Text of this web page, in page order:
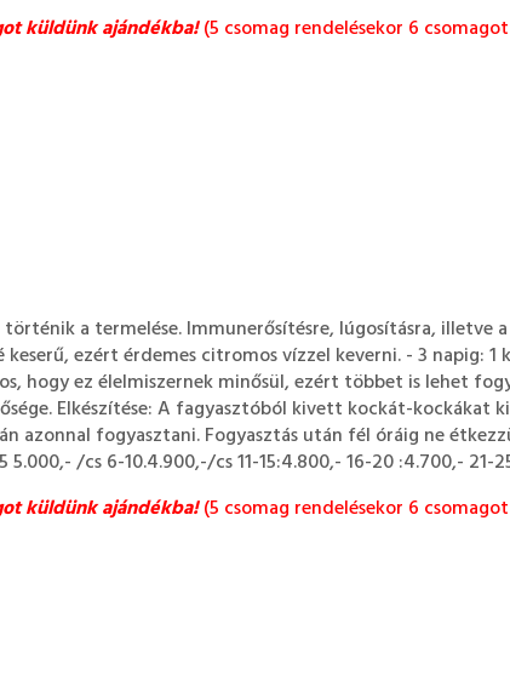
küldünk ajándékba!(5 csomag rendelésekor 6
a termelése. Immunerősítésre, lúgosításra,
ezért érdemes citromos vízzel keverni. - 3 napig:
hogy ez élelmiszernek minősül, ezért többet is lehet
Elkészítése: A fagyasztóból kivett kockát-
azonnal fogyasztani. Fogyasztás után fél óráig ne
/cs 6-10.4.900,-/cs 11-15:4.800,- 16-20 :4.700,-
küldünk ajándékba!(5 csomag rendelésekor 6